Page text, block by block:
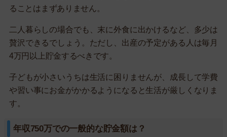
ることはまずありません。
二人暮らしの場合でも、末に外食に出かけるなど、多少は
贅沢できるでしょう。ただし、出産の予定がある人は毎月
4万円以上貯金するべきです。
子どもが小さいうちは生活に困りませんが、成長して学費
や習い事にお金がかかるようになると生活が厳しくなりま
す。
年収750万での一般的な貯金額は？